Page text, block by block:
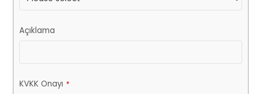
Açıklama
KVKK Onayı *